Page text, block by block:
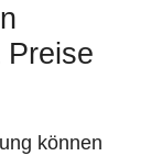
Preise
können